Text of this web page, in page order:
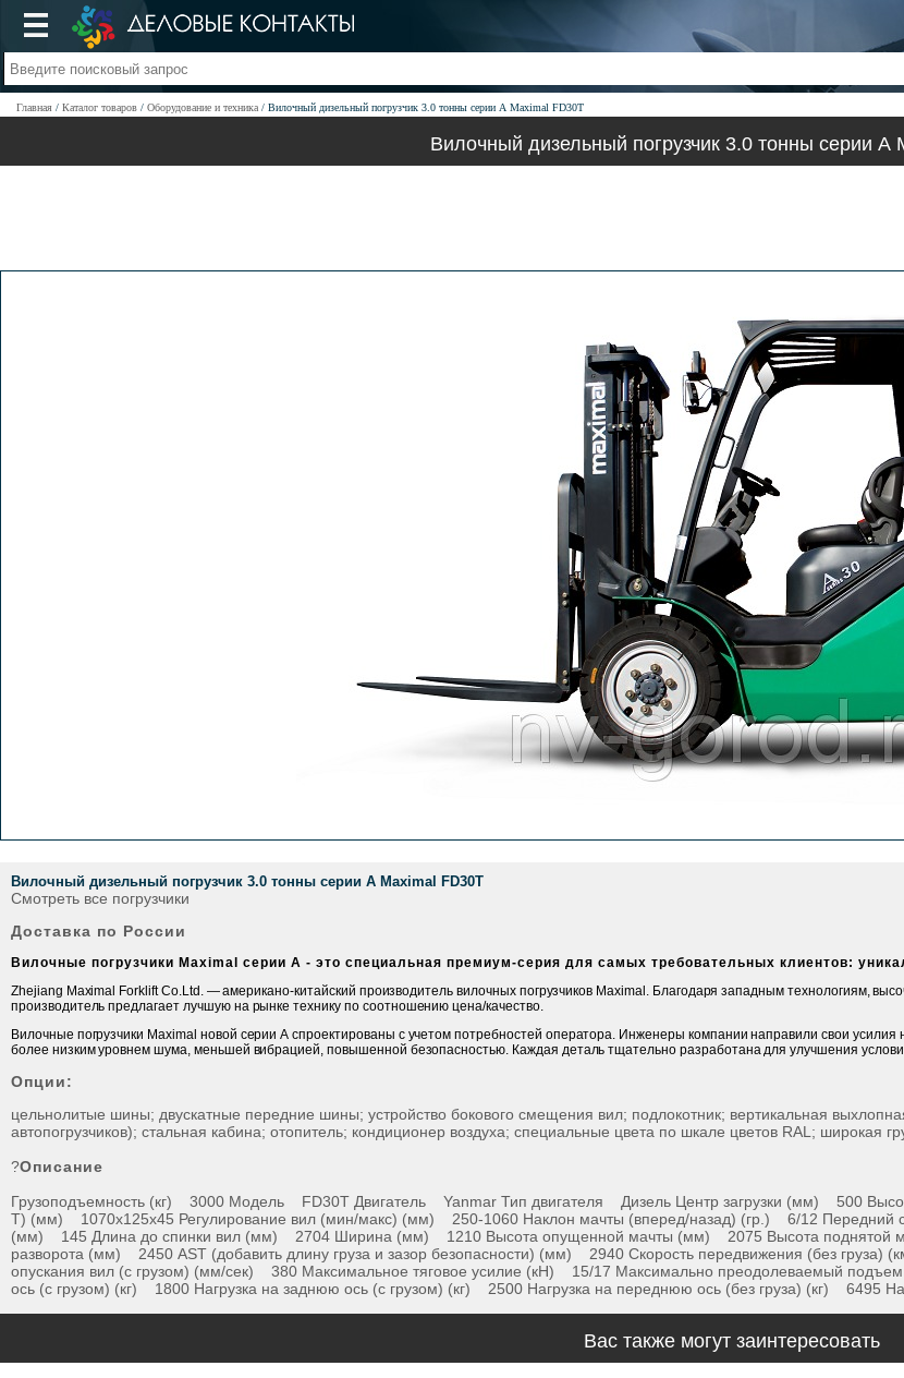
Главная Каталог товаров Оборудование и техника Вилочный дизельный погрузчик 3.0 тонны серии А Maximal FD30T
Вилочный дизельный погрузчик 3.0 тонны серии А
Вилочный дизельный погрузчик 3.0 тонны серии А Maximal FD30T
Смотреть все погрузчики
Доставка по России
Вилочные погрузчики Maximal серии A - это специальная премиум-серия для самых требовательных клиентов:
Zhejiang Maximal Forklift Co.Ltd. — американо-китайский производитель вилочных погрузчиков Maximal. Благодаря западным технологиям,
производитель предлагает лучшую на рынке технику по соотношению цена/качество.
Вилочные погрузчики Maximal новой серии А спроектированы с учетом потребностей оператора. Инженеры компании направили свои
более низким уровнем шума, меньшей вибрацией, повышенной безопасностью. Каждая деталь тщательно разработана для улучшения
Опции:
цельнолитые шины; двускатные передние шины; устройство бокового смещения вил; подлокотник; вертикальная
автопогрузчиков); стальная кабина; отопитель; кондиционер воздуха; специальные цвета по шкале цветов RAL; широкая
?Описание
Грузоподъемность (кг) 3000 Модель FD30T Двигатель Yanmar Тип двигателя Дизель Центр загрузки (мм) 500
Т) (мм) 1070х125х45 Регулирование вил (мин/макс) (мм) 250-1060 Наклон мачты (вперед/назад) (гр.) 6/12
(мм) 145 Длина до спинки вил (мм) 2704 Ширина (мм) 1210 Высота опущенной мачты (мм) 2075 Высота
разворота (мм) 2450 AST (добавить длину груза и зазор безопасности) (мм) 2940 Скорость передвижения (без
опускания вил (с грузом) (мм/сек) 380 Максимальное тяговое усилие (кН) 15/17 Максимально преодолеваемый
ось (с грузом) (кг) 1800 Нагрузка на заднюю ось (с грузом) (кг) 2500 Нагрузка на переднюю ось (без груза) (кг)
Вас также могут заинтересовать